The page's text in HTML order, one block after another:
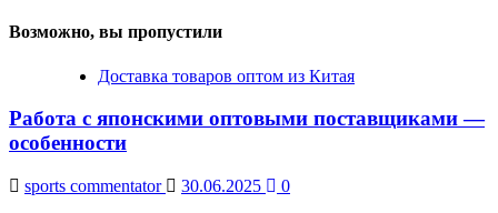
Возможно, вы пропустили
Доставка товаров оптом из Китая
Работа с японскими оптовыми поставщиками —
особенности
sports commentator 30.06.2025
0